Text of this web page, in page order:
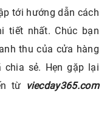
tới hướng dẫn cách
tiết nhất. Chúc bạn
thu của cửa hàng
sẻ. Hẹn gặp lại
từ viecday365.com